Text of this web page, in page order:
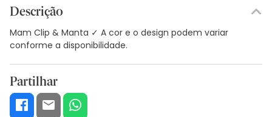
Descrição
Mam Clip & Manta ✓ A cor e o design podem variar
conforme a disponibilidade.
Partilhar